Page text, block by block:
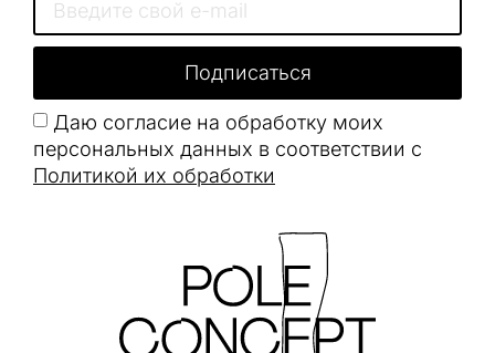
Даю согласие на обработку моих
персональных данных в соответствии с
Политикой их обработки
Подписаться